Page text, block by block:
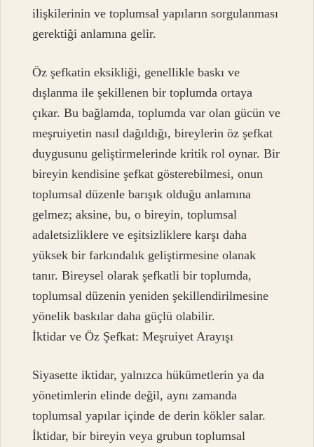
ilişkilerinin ve toplumsal yapıların sorgulanması
gerektiği anlamına gelir.
Öz şefkatin eksikliği, genellikle baskı ve
dışlanma ile şekillenen bir toplumda ortaya
çıkar. Bu bağlamda, toplumda var olan gücün ve
meşruiyetin nasıl dağıldığı, bireylerin öz şefkat
duygusunu geliştirmelerinde kritik rol oynar. Bir
bireyin kendisine şefkat gösterebilmesi, onun
toplumsal düzenle barışık olduğu anlamına
gelmez; aksine, bu, o bireyin, toplumsal
adaletsizliklere ve eşitsizliklere karşı daha
yüksek bir farkındalık geliştirmesine olanak
tanır. Bireysel olarak şefkatli bir toplumda,
toplumsal düzenin yeniden şekillendirilmesine
yönelik baskılar daha güçlü olabilir.
İktidar ve Öz Şefkat: Meşruiyet Arayışı
Siyasette iktidar, yalnızca hükümetlerin ya da
yönetimlerin elinde değil, aynı zamanda
toplumsal yapılar içinde de derin kökler salar.
İktidar, bir bireyin veya grubun toplumsal